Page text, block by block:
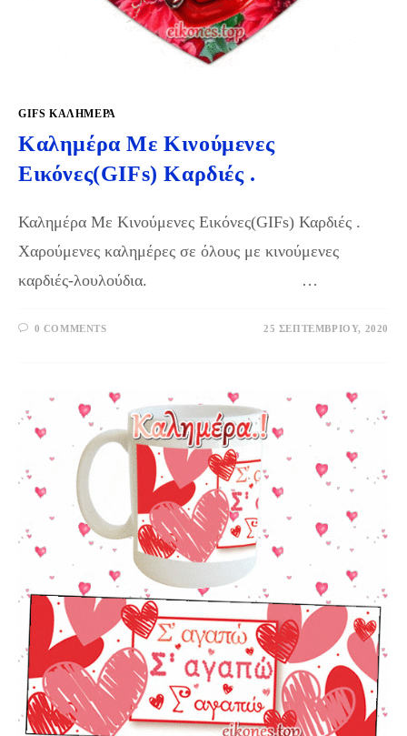
GIFS KΑΛΗΜΈΡΑ
Καλημέρα Με Κινούμενες
Εικόνες(GIFs) Καρδιές .
Καλημέρα Με Κινούμενες Εικόνες(GIFs) Καρδιές .
Χαρούμενες καλημέρες σε όλους με κινούμενες
καρδιές-λουλούδια. …
0 COMMENTS 25 ΣΕΠΤΕΜΒΡΊΟΥ, 2020